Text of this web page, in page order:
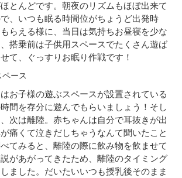
とんどです。朝夜のリズムもほぼ出来て
、いつも眠る時間位がちょうど出発時
らえる様に、当日は気持ちお昼寝を少な
搭乗前は子供用スペースでたくさん遊ば
て、ぐっすりお眠り作戦です！
お子様の遊ぶスペースが設置されている
間を存分に遊んでもらいましょう！そし
次は離陸。赤ちゃんは自分で耳抜きが出
痛くて泣きだしちゃうなんて聞いたこと
てみると、離陸の際に飲み物を飲ませて
があがってきたため、離陸のタイミング
ました。だいたいいつも授乳後そのまま